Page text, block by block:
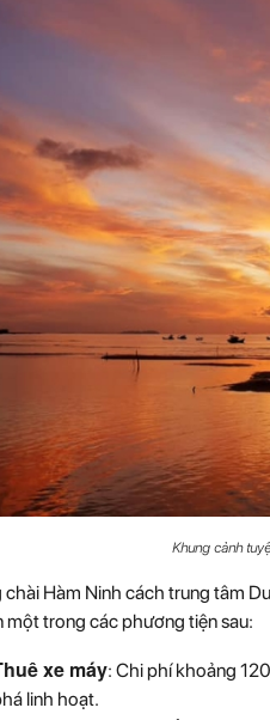
Khung cảnh
chài Hàm Ninh cách trung tâm
một trong các phương tiện sau:
xe máy: Chi phí khoảng
linh hoạt.